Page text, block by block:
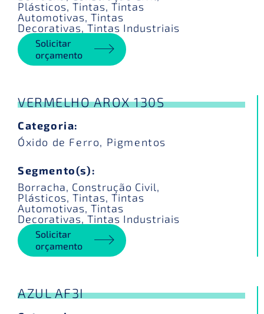
Plásticos, Tintas, Tintas
Automotivas, Tintas
Decorativas, Tintas Industriais
Solicitar
orçamento
VERMELHO AROX 130S
Categoria:
Óxido de Ferro, Pigmentos
Segmento(s):
Borracha, Construção Civil,
Plásticos, Tintas, Tintas
Automotivas, Tintas
Decorativas, Tintas Industriais
Solicitar
orçamento
AZUL AF3I